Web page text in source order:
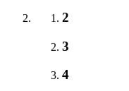
2
3
4